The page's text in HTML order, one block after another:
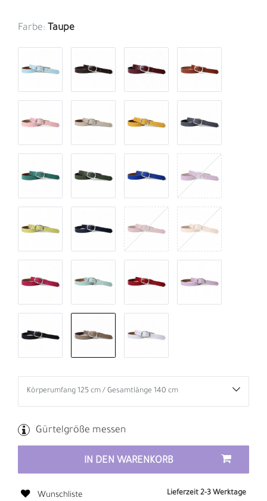
Farbe: Taupe
Gürtelgröße messen
IN DEN WARENKORB
Wunschliste Lieferzeit 2-3 Werktage